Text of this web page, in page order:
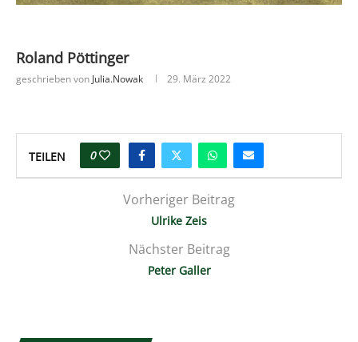
Roland Pöttinger
geschrieben von Julia.nowak 29. März 2022
TEILEN 0
Vorheriger Beitrag
Ulrike Zeis
Nächster Beitrag
Peter Galler